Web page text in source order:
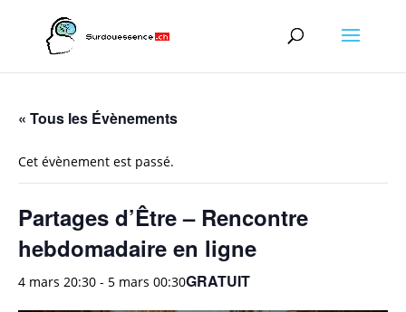
« Tous les Évènements
Cet évènement est passé.
Partages d’Être – Rencontre
hebdomadaire en ligne
4 mars 20:30 - 5 mars 00:30GRATUIT